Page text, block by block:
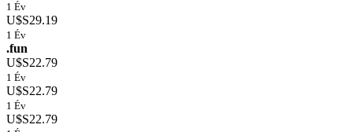
1 Év
U$S29.19
1 Év
.fun
U$S22.79
1 Év
U$S22.79
1 Év
U$S22.79